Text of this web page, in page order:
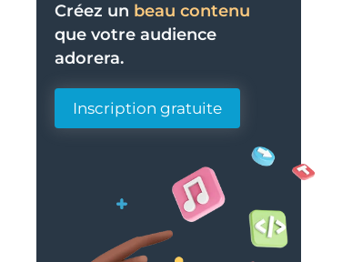
Créez un beau contenu
que votre audience
adorera.
Inscription gratuite